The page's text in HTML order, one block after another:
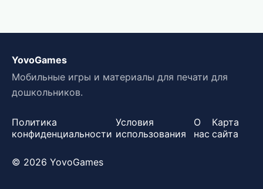
YovoGames
Мобильные игры и материалы для печати для
дошкольников.
Политика
конфиденциальности
Условия
использования
О
нас
Карта
сайта
© 2026 YovoGames